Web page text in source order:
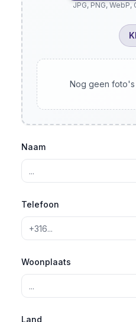
JPG, PNG, WebP,
Nog geen
Naam
Telefoon
Woonplaats
Land